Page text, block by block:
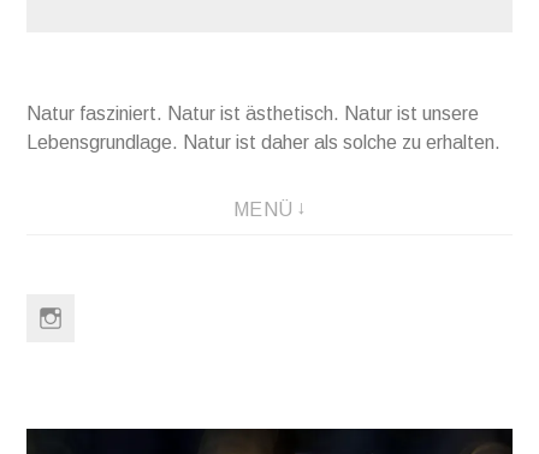
Natur fasziniert. Natur ist ästhetisch. Natur ist unsere
Lebensgrundlage. Natur ist daher als solche zu erhalten.
MENÜ